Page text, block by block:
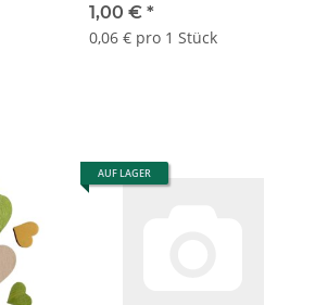
1,00 € *
0,06 € pro 1 Stück
AUF LAGER